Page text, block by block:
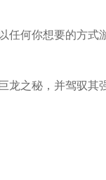
何你想要的方式
之秘，并驾驭其